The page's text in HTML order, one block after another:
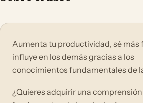
Aumenta tu productividad, sé más
influye en los demás gracias a los
conocimientos fundamentales de
¿Quieres adquirir una comprensión